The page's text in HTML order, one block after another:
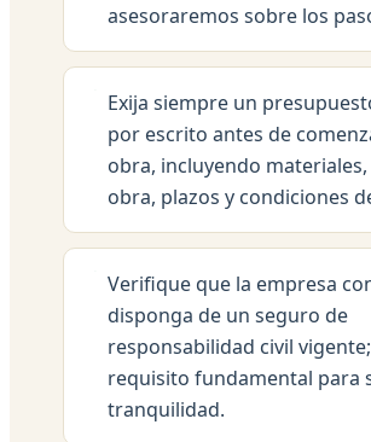
asesoraremos sobre los
Exija siempre un
por escrito antes de
obra, incluyendo
obra, plazos y condiciones
Verifique que la empresa
disponga de un seguro de
responsabilidad civil
requisito fundamental para
tranquilidad.